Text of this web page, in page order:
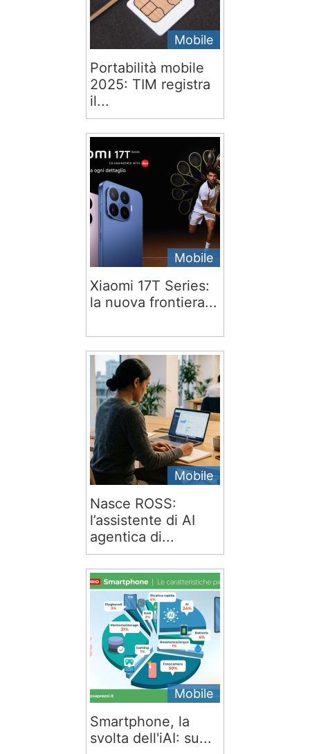
Mobile
Portabilità mobile
2025: TIM registra
il...
Mobile
Xiaomi 17T Series:
la nuova frontiera...
Mobile
Nasce ROSS:
l’assistente di AI
agentica di...
Mobile
Smartphone, la
svolta dell'iAI: su...